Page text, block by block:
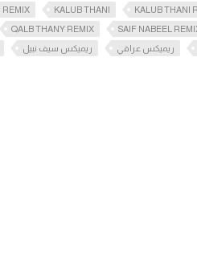
REMIX KALUB THANI KALUB THANI
QALB THANY REMIX SAIF NABEEL
ريميكس سيف نبيل ريميكس عراقي